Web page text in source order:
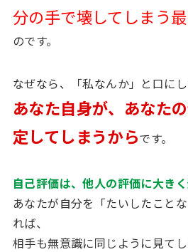
分の手で壊してしまう
のです。
なぜなら、「私なんか」と口にし
あなた自身が、あなた
定してしまうからです。
自己評価は、他人の評価に大きく
あなたが自分を「たいしたこと
れば、
相手も無意識に同じように見てし